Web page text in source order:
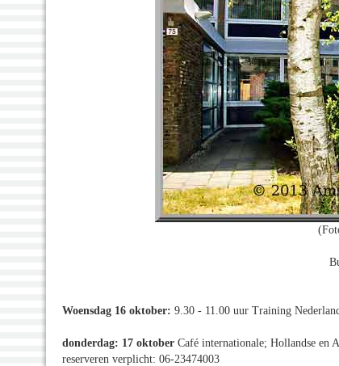
Woensdag 16 oktober: 9.30 - 11.00 uur Training
donderdag: 17 oktober Café internationale; Hollandse en
reserveren verplicht: 06-23474003